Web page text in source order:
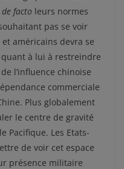
de facto leurs normes
pas se voir
américains devra se
quant à lui à restreindre
l’influence chinoise
commerciale
Plus globalement
le centre de gravité
Pacifique. Les Etats-
de voir cet espace
présence militaire